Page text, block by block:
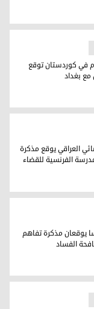
الأمنية يوقعان
مع بغداد
في كوردستان توقع
بغداد
مع المدرسة
العراقي يوقع مذكرة
الفرنسية للقضاء
مكافحة الفساد
يوقعان مذكرة تفاهم
الفساد